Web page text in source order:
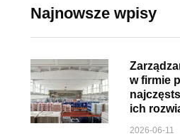
Najnowsze wpisy
w firmie
ich
2026-06-11